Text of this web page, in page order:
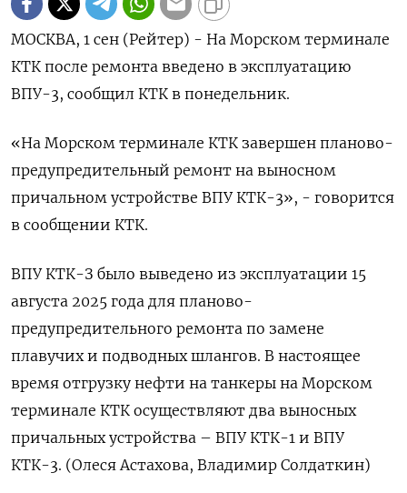
МОСКВА, 1 сен (Рейтер) - На Морском терминале
КТК после ремонта введено в эксплуатацию
ВПУ-3, сообщил КТК в понедельник.
«На Морском терминале КТК завершен планово-
предупредительный ремонт на выносном
причальном устройстве ВПУ КТК-3», - говорится
в сообщении КТК.
ВПУ КТК-З было выведено из эксплуатации 15
августа 2025 года для планово-
предупредительного ремонта по замене
плавучих и подводных шлангов. В настоящее
время отгрузку нефти на танкеры на Морском
терминале КТК осуществляют два выносных
причальных устройства – ВПУ КТК-1 и ВПУ
КТК-3. (Олеся Астахова, Владимир Солдаткин)